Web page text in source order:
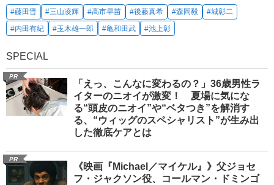
#藤田晋 #三山凌輝 #高市早苗 #後藤真希 #森岡毅
#城彰二
#内田有紀
#玉木雄一郎 #亀和田武 #池上彰
SPECIAL
PR
「えっ、こんなに変わるの？」36歳男性ラ
イターのニオイが激変！ 夏場に気にな
る“頭皮のニオイ”や“ベタつき”を解消す
る、“ウィッグのスペシャリスト”が生み出
した徹底ケアとは
PR
《映画『Michael／マイケル』》父ジョセ
フ・ジャクソン役、コールマン・ドミンゴ